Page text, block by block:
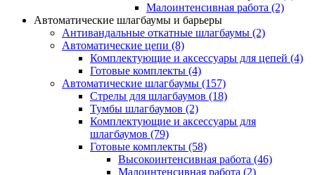
Малоинтенсивная работа (2)
Автоматические шлагбаумы и барьеры
Антивандальные откатные шлагбаумы (2)
Автоматические цепи (8)
Комплектующие и аксессуары для цепей (4)
Готовые комплекты (4)
Автоматические шлагбаумы (157)
Стрелы для шлагбаумов (18)
Тумбы шлагбаумов (2)
Комплектующие и аксессуары для
шлагбаумов (79)
Готовые комплекты (58)
Высокоинтенсивная работа (46)
Малоинтенсивная работа (2)